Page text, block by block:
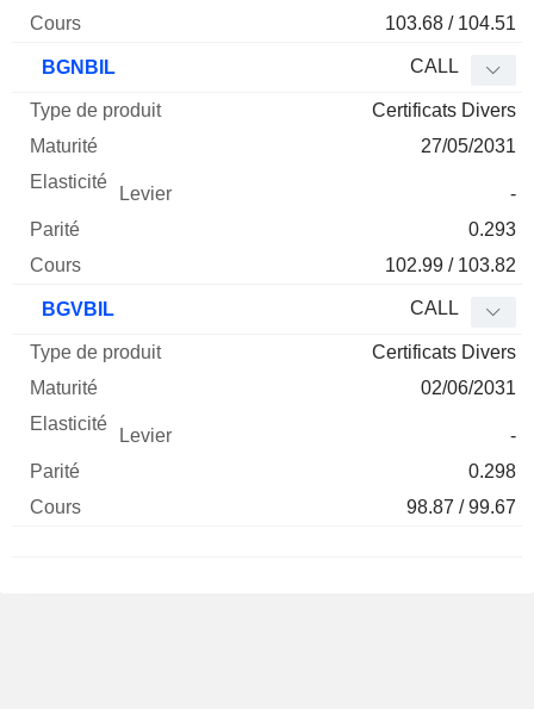
103.68 / 104.51
BGNBIL CALL
Certificats Divers
27/05/2031
-
0.293
102.99 / 103.82
BGVBIL CALL
Certificats Divers
02/06/2031
-
0.298
98.87 / 99.67